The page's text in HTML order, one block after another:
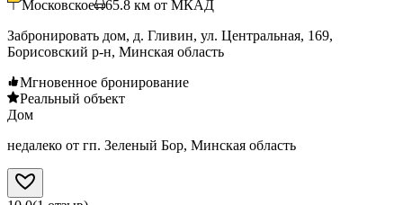
Московское 65.8 км от МКАД
Забронировать дом, д. Гливин, ул. Центральная, 169,
Борисовский р-н, Минская область
Мгновенное бронирование
Реальный объект
Дом
недалеко от гп. Зеленый Бор, Минская область